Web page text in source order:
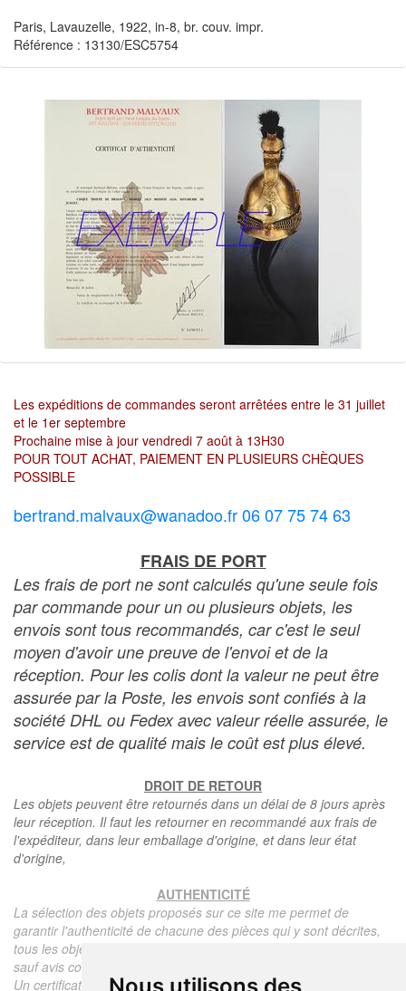
Paris, Lavauzelle, 1922, in-8, br. couv. impr.
Référence : 13130/ESC5754
Les expéditions de commandes seront arrêtées entre le 31 juillet
et le 1er septembre
Prochaine mise à jour vendredi 7 août à 13H30
POUR TOUT ACHAT, PAIEMENT EN PLUSIEURS CHÈQUES
POSSIBLE
bertrand.malvaux@wanadoo.fr 06 07 75 74 63
FRAIS DE PORT
Les frais de port ne sont calculés qu'une seule fois
par commande pour un ou plusieurs objets, les
envois sont tous recommandés, car c'est le seul
moyen d'avoir une preuve de l'envoi et de la
réception. Pour les colis dont la valeur ne peut être
assurée par la Poste, les envois sont confiés à la
société DHL ou Fedex avec valeur réelle assurée, le
service est de qualité mais le coût est plus élevé.
DROIT DE RETOUR
Les objets peuvent être retournés dans un délai de 8 jours après
leur réception. Il faut les retourner en recommandé aux frais de
l'expéditeur, dans leur emballage d'origine, et dans leur état
d'origine,
AUTHENTICITÉ
La sélection des objets proposés sur ce site me permet de
garantir l'authenticité de chacune des pièces qui y sont décrites,
tous les objets proposés sont garantis d'époque et authentiques,
sauf avis contraire ou restriction dans la description.
Un certificat d'authenticité de l'objet reprenant la description